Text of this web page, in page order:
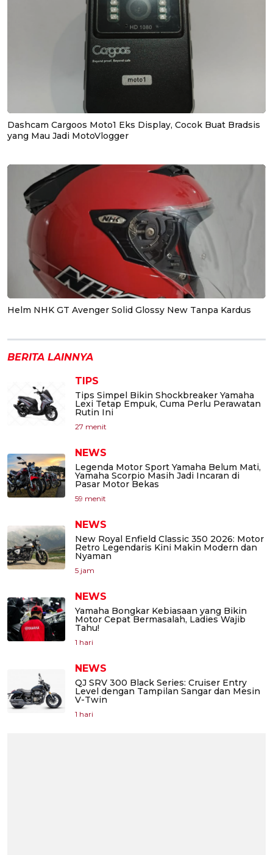
Dashcam Cargoos Moto1 Eks Display, Cocok Buat Bradsis
yang Mau Jadi MotoVlogger
Helm NHK GT Avenger Solid Glossy New Tanpa Kardus
BERITA LAINNYA
TIPS
Tips Simpel Bikin Shockbreaker Yamaha
Lexi Tetap Empuk, Cuma Perlu Perawatan
Rutin Ini
27 menit
NEWS
Legenda Motor Sport Yamaha Belum Mati,
Yamaha Scorpio Masih Jadi Incaran di
Pasar Motor Bekas
59 menit
NEWS
New Royal Enfield Classic 350 2026: Motor
Retro Legendaris Kini Makin Modern dan
Nyaman
5 jam
NEWS
Yamaha Bongkar Kebiasaan yang Bikin
Motor Cepat Bermasalah, Ladies Wajib
Tahu!
1 hari
NEWS
QJ SRV 300 Black Series: Cruiser Entry
Level dengan Tampilan Sangar dan Mesin
V-Twin
1 hari